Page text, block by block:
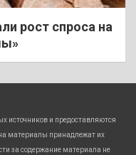
рост спроса на
источников и предоставляются
материалы принадлежат их
за содержание материала не